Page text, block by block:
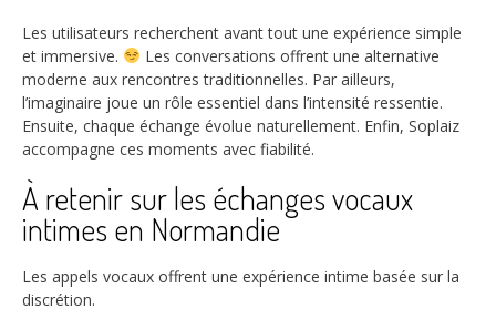
Les utilisateurs recherchent avant tout une expérience simple
et immersive.
Les conversations offrent une alternative
moderne aux rencontres traditionnelles. Par ailleurs,
l’imaginaire joue un rôle essentiel dans l’intensité ressentie.
Ensuite, chaque échange évolue naturellement. Enfin, Soplaiz
accompagne ces moments avec fiabilité.
À retenir sur les échanges vocaux
intimes en Normandie
Les appels vocaux offrent une expérience intime basée sur la
discrétion.